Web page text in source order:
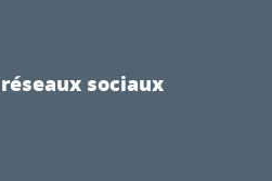
sociaux